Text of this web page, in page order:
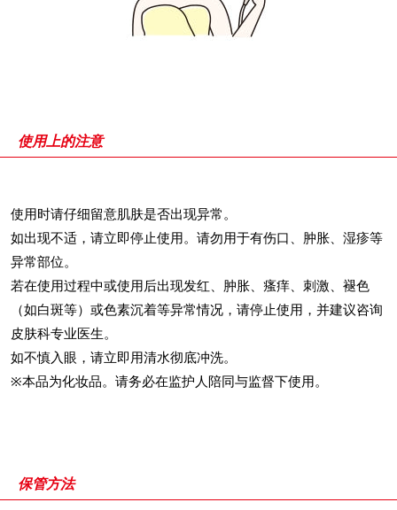
使用上的注意
使用时请仔细留意肌肤是否出现异常。
如出现不适，请立即停止使用。请勿用于有伤口、肿胀、湿疹等
异常部位。
若在使用过程中或使用后出现发红、肿胀、瘙痒、刺激、褪色
（如白斑等）或色素沉着等异常情况，请停止使用，并建议咨询
皮肤科专业医生。
如不慎入眼，请立即用清水彻底冲洗。
※本品为化妆品。请务必在监护人陪同与监督下使用。
保管方法